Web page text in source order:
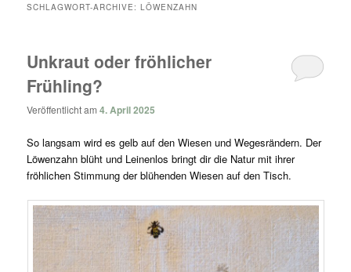
SCHLAGWORT-ARCHIVE:LÖWENZAHN
Unkraut oder fröhlicher
Frühling?
Veröffentlicht am4. April 2025
So langsam wird es gelb auf den Wiesen und Wegesrändern. Der
Löwenzahn blüht und Leinenlos bringt dir die Natur mit ihrer
fröhlichen Stimmung der blühenden Wiesen auf den Tisch.